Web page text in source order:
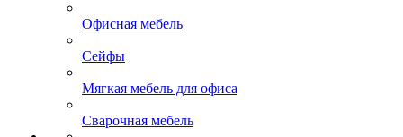
Офисная мебель
Сейфы
Мягкая мебель для офиса
Сварочная мебель